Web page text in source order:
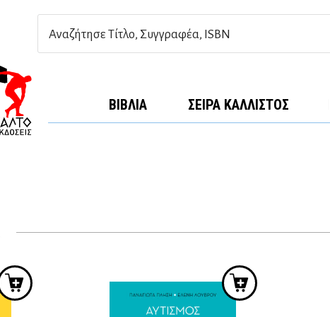
ΒΙΒΛΊΑ ΣΕΙΡΆ ΚΆΛΛΙΣΤΟΣ